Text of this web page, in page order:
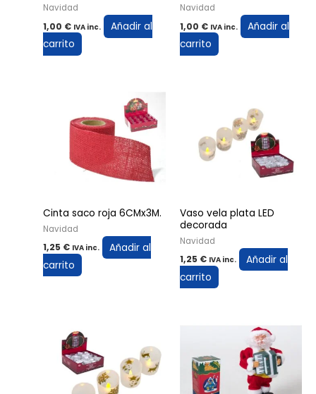
Navidad
1,00 € IVA inc.
Añadir al
carrito
Navidad
1,00 € IVA inc.
Añadir al
carrito
Cinta saco roja 6CMx3M.
Navidad
1,25 € IVA inc.
Añadir al
carrito
Vaso vela plata LED
decorada
Navidad
1,25 € IVA inc.
Añadir al
carrito